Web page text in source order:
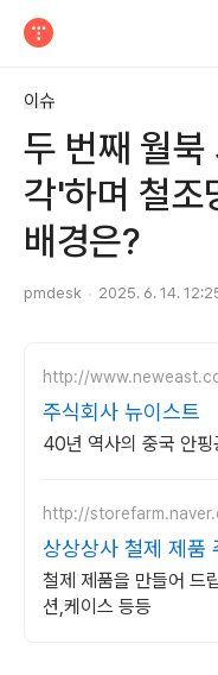
이슈
두 번째 월북
각'하며 철
배경은?
pmdesk 2025. 6. 14.
http://
주식회사 뉴이스트
40년 역사의 중국 안핑
http://
상상상사 철제 제품
춤제작
철제 제품을 만들어 드
션,케이스 등등